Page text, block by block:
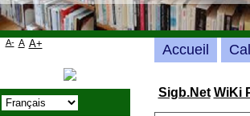
Sigb.Net WiKi
Accueil
A- A A+